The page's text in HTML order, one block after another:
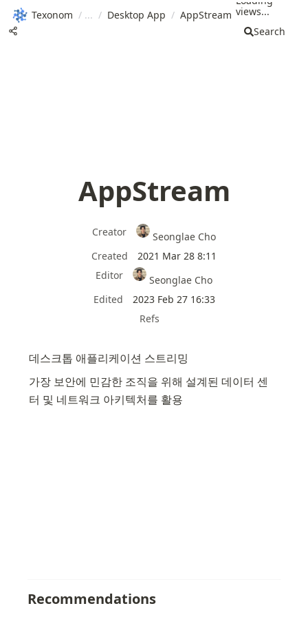
Texonom / / Desktop App / AppStream views...
Search
AppStream
Creator
Seonglae Cho
Created
2021 Mar 28 8:11
Editor
Seonglae Cho
Edited
2023 Feb 27 16:33
Refs
데스크톱 애플리케이션 스트리밍
가장 보안에 민감한 조직을 위해 설계된 데이터 센
터 및 네트워크 아키텍처를 활용
Recommendations